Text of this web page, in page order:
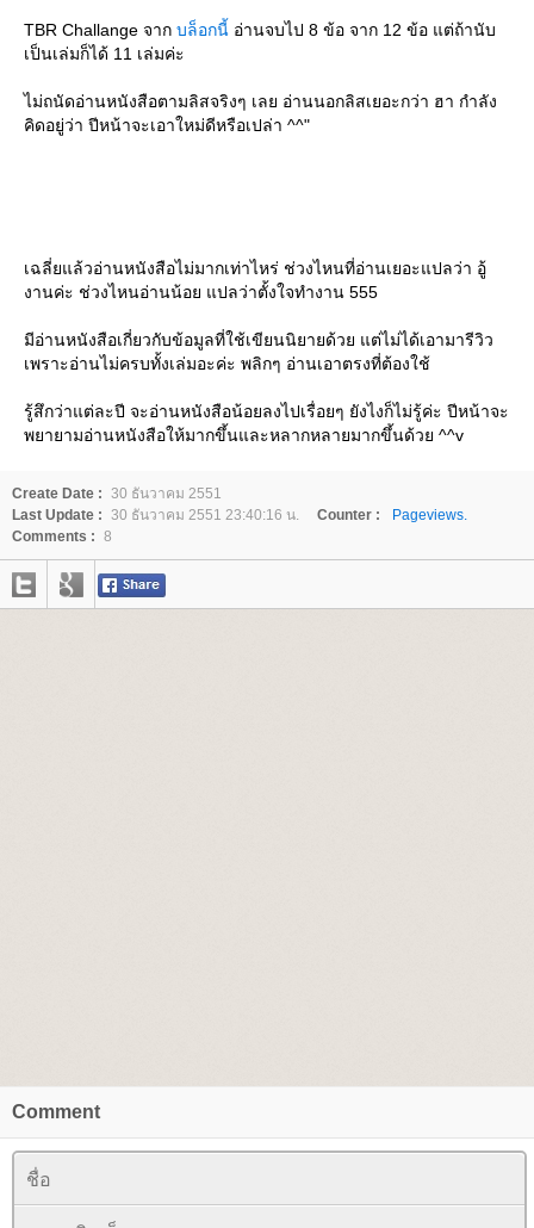
TBR Challange จาก บล็อกนี้ อ่านจบไป 8 ข้อ จาก 12 ข้อ แต่ถ้านับ
เป็นเล่มก็ได้ 11 เล่มค่ะ
ไม่ถนัดอ่านหนังสือตามลิสจริงๆ เลย อ่านนอกลิสเยอะกว่า ฮา กำลัง
คิดอยู่ว่า ปีหน้าจะเอาใหม่ดีหรือเปล่า ^^"
เฉลี่ยแล้วอ่านหนังสือไม่มากเท่าไหร่ ช่วงไหนที่อ่านเยอะแปลว่า อู้
งานค่ะ ช่วงไหนอ่านน้อย แปลว่าตั้งใจทำงาน 555
มีอ่านหนังสือเกี่ยวกับข้อมูลที่ใช้เขียนนิยายด้วย แต่ไม่ได้เอามารีวิว
เพราะอ่านไม่ครบทั้งเล่มอะค่ะ พลิกๆ อ่านเอาตรงที่ต้องใช้
รู้สึกว่าแต่ละปี จะอ่านหนังสือน้อยลงไปเรื่อยๆ ยังไงก็ไม่รู้ค่ะ ปีหน้าจะ
พยายามอ่านหนังสือให้มากขึ้นและหลากหลายมากขึ้นด้วย ^^v
Create Date : 30 ธันวาคม 2551
Last Update : 30 ธันวาคม 2551 23:40:16 น. Counter :
Pageviews.
Comments : 8
Comment